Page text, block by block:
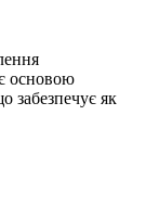
основою
забезпечує як